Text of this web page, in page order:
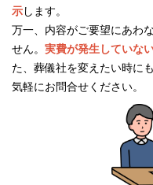
示します。
万一、内容がご要望にあわ
せん。 実費が発生していな
た、葬儀社を変えたい時に
気軽にお問合せください。